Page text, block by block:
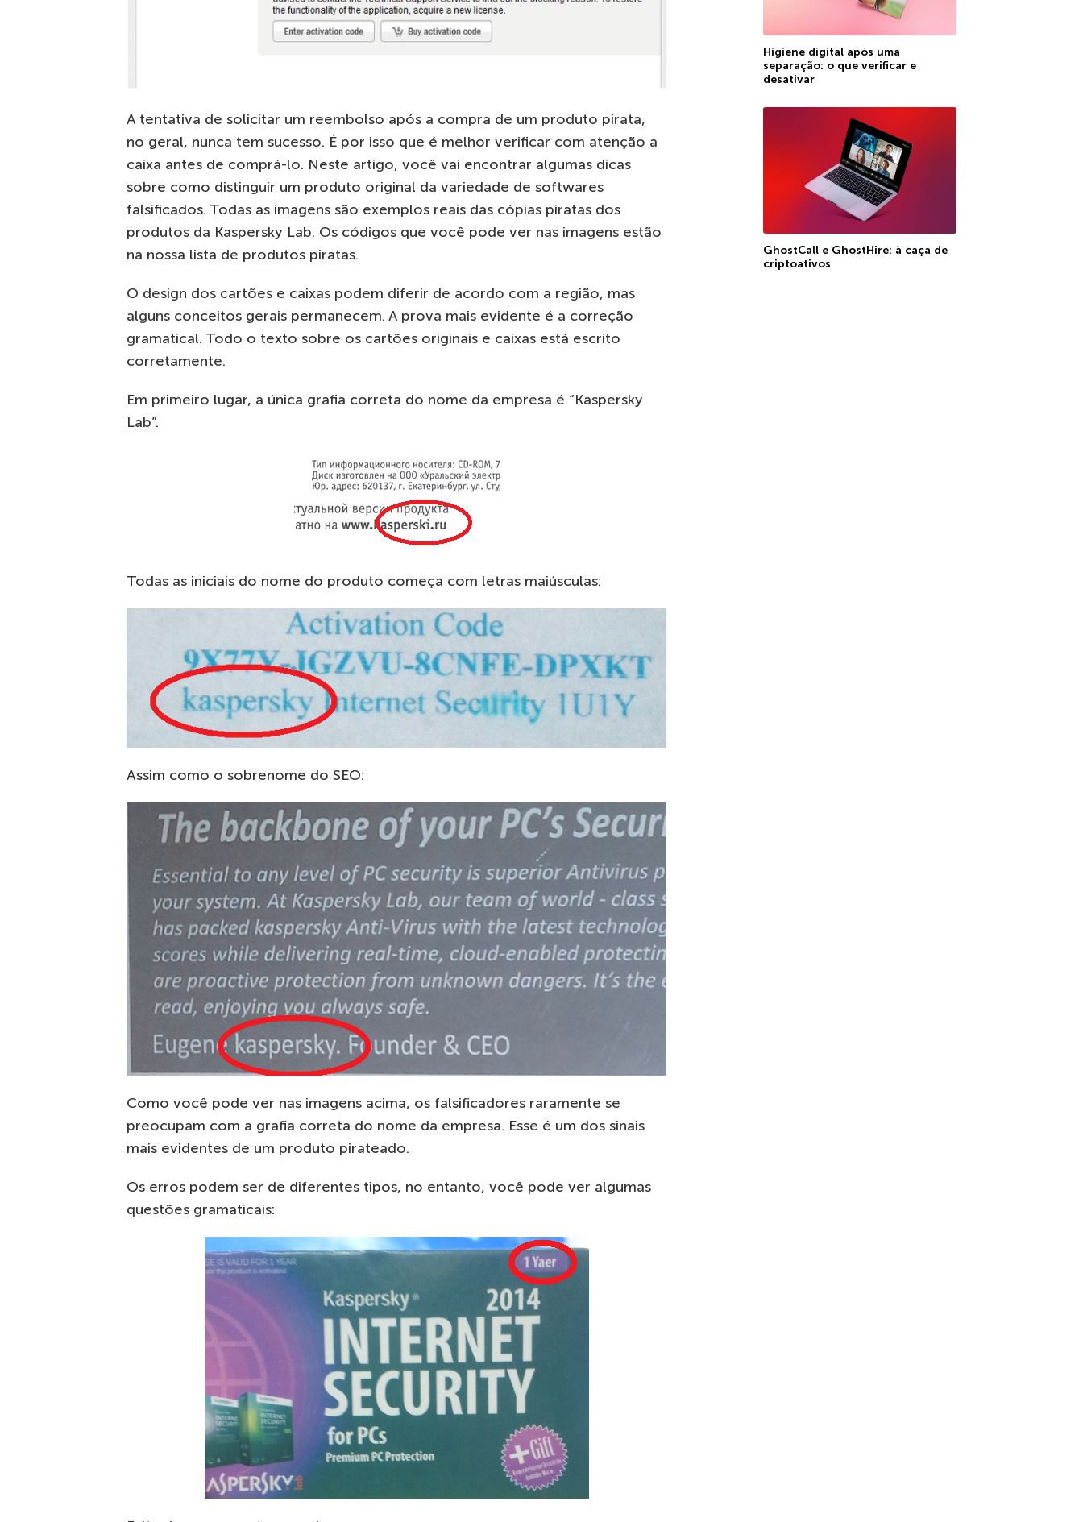
A tentativa de solicitar um reembolso após a compra de um produto pirata,
no geral, nunca tem sucesso. É por isso que é melhor verificar com atenção a
caixa antes de comprá-lo. Neste artigo, você vai encontrar algumas dicas
sobre como distinguir um produto original da variedade de softwares
falsificados. Todas as imagens são exemplos reais das cópias piratas dos
produtos da Kaspersky Lab. Os códigos que você pode ver nas imagens estão
na nossa lista de produtos piratas.
O design dos cartões e caixas podem diferir de acordo com a região, mas
alguns conceitos gerais permanecem. A prova mais evidente é a correção
gramatical. Todo o texto sobre os cartões originais e caixas está escrito
corretamente.
Em primeiro lugar, a única grafia correta do nome da empresa é “Kaspersky
Lab”.
Todas as iniciais do nome do produto começa com letras maiúsculas:
Assim como o sobrenome do SEO:
Como você pode ver nas imagens acima, os falsificadores raramente se
preocupam com a grafia correta do nome da empresa. Esse é um dos sinais
mais evidentes de um produto pirateado.
Os erros podem ser de diferentes tipos, no entanto, você pode ver algumas
questões gramaticais:
Higiene digital após uma
separação: o que verificar e
desativar
GhostCall e GhostHire: à caça de
criptoativos